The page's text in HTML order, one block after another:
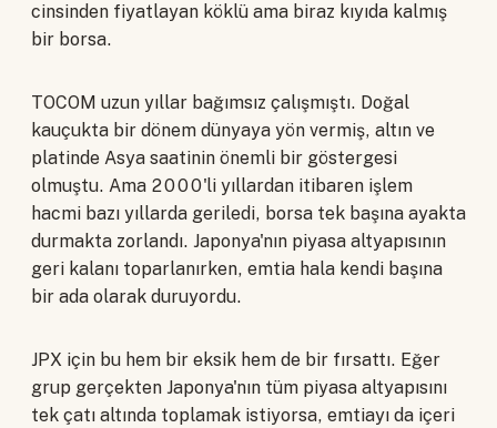
cinsinden fiyatlayan köklü ama biraz kıyıda kalmış
bir borsa.
TOCOM uzun yıllar bağımsız çalışmıştı. Doğal
kauçukta bir dönem dünyaya yön vermiş, altın ve
platinde Asya saatinin önemli bir göstergesi
olmuştu. Ama 2000'li yıllardan itibaren işlem
hacmi bazı yıllarda geriledi, borsa tek başına ayakta
durmakta zorlandı. Japonya'nın piyasa altyapısının
geri kalanı toparlanırken, emtia hala kendi başına
bir ada olarak duruyordu.
JPX için bu hem bir eksik hem de bir fırsattı. Eğer
grup gerçekten Japonya'nın tüm piyasa altyapısını
tek çatı altında toplamak istiyorsa, emtiayı da içeri